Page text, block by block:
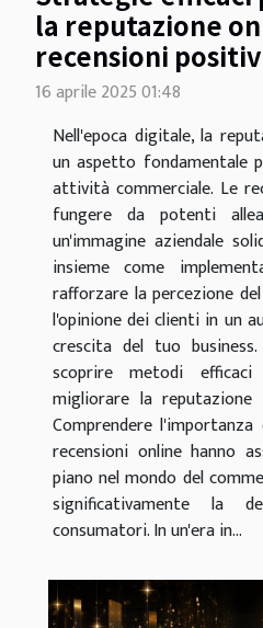
la reputazione
recensioni
16 aprile 2025 01:48
Nell'epoca digitale, la
un aspetto fondamentale
attività commerciale. Le
fungere da potenti
un'immagine aziendale
insieme come
rafforzare la percezione
l'opinione dei clienti in un
crescita del tuo
scoprire metodi
migliorare la reputazione
Comprendere
recensioni online hanno
piano nel mondo del
significativamente la
consumatori. In un'era in...